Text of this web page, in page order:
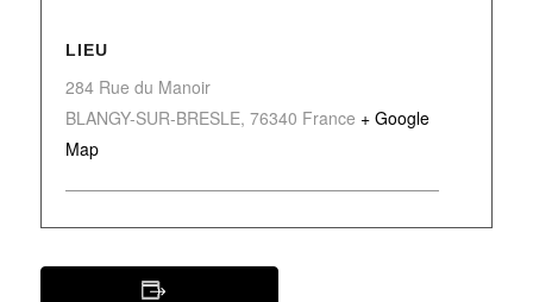
LIEU
284 Rue du Manoir
BLANGY-SUR-BRESLE, 76340 France + Google
Map